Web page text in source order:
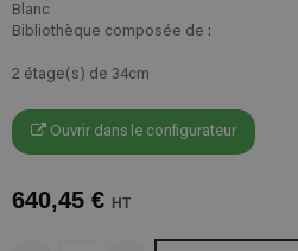
Blanc
Bibliothèque composée de :
2 étage(s) de 34cm
Ouvrir dans le configurateur
640,45 € HT